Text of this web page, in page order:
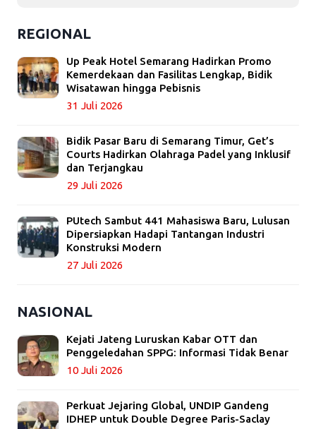
REGIONAL
Up Peak Hotel Semarang Hadirkan Promo
Kemerdekaan dan Fasilitas Lengkap, Bidik
Wisatawan hingga Pebisnis
31 Juli 2026
Bidik Pasar Baru di Semarang Timur, Get’s
Courts Hadirkan Olahraga Padel yang Inklusif
dan Terjangkau
29 Juli 2026
PUtech Sambut 441 Mahasiswa Baru, Lulusan
Dipersiapkan Hadapi Tantangan Industri
Konstruksi Modern
27 Juli 2026
NASIONAL
Kejati Jateng Luruskan Kabar OTT dan
Penggeledahan SPPG: Informasi Tidak Benar
10 Juli 2026
Perkuat Jejaring Global, UNDIP Gandeng
IDHEP untuk Double Degree Paris-Saclay